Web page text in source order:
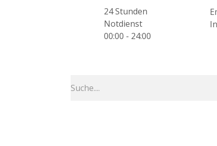
24 Stunden
Notdienst
00:00 - 24:00